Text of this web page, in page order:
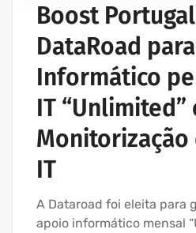
Boost
DataRoad
Informático
IT “Unlimited”
Monitorização
IT
A Dataroad foi eleita para
apoio informático mensal